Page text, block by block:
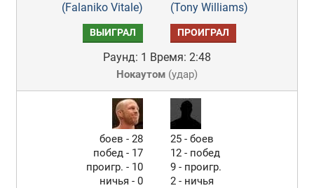
(Falaniko Vitale)
(Tony Williams)
ВЫИГРАЛ ПРОИГРАЛ
Раунд: 1 Время: 2:48
Нокаутом(удар)
боев - 28
побед - 17
проигр. - 10
ничья - 0
25 - боев
12 - побед
9 - проигр.
2 - ничья